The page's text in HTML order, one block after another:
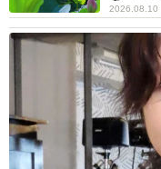
2026.08.10